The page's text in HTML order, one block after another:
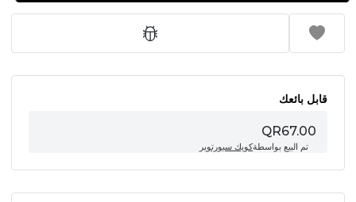
قابل بائعك
QR67.00
تم البيع بواسطةكويك سبورتوير